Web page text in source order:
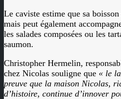
Le caviste estime que sa
mais peut également
les salades composées ou les
saumon.
Christopher Hermelin,
chez Nicolas souligne que « le
preuve que la maison Nicolas,
d’histoire, continue d’innover